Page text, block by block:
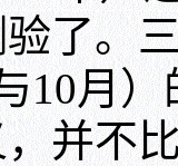
了。
10月
并不